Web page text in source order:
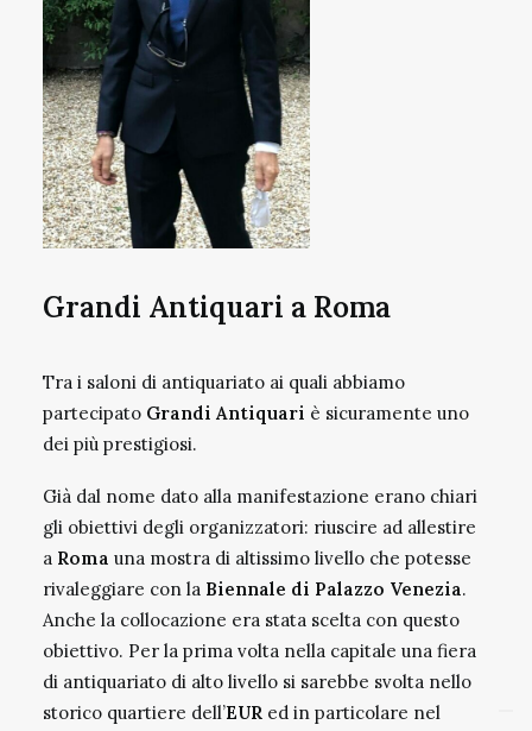
Grandi Antiquari a Roma
Tra i saloni di antiquariato ai quali abbiamo
partecipato Grandi Antiquari è sicuramente uno
dei più prestigiosi.
Già dal nome dato alla manifestazione erano chiari
gli obiettivi degli organizzatori: riuscire ad allestire
a Roma una mostra di altissimo livello che potesse
rivaleggiare con la Biennale di Palazzo Venezia.
Anche la collocazione era stata scelta con questo
obiettivo. Per la prima volta nella capitale una fiera
di antiquariato di alto livello si sarebbe svolta nello
storico quartiere dell’EUR ed in particolare nel